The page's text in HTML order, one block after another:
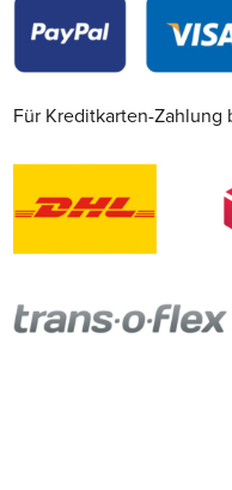
Für Kreditkarten-Zahlung